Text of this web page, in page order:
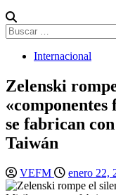
Buscar:
Internacional
Zelenski
«componentes
se fabrican
Taiwán
VEFM enero 22,